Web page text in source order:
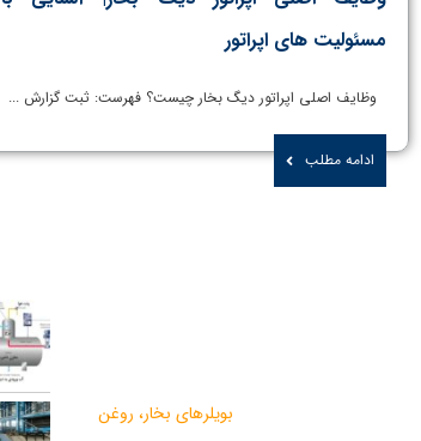
مسئولیت های اپراتور
وظایف اصلی اپراتور دیگ بخار چیست؟ فهرست: ثبت گزارش ...
ادامه مطلب
بویلرهای بخار، روغن